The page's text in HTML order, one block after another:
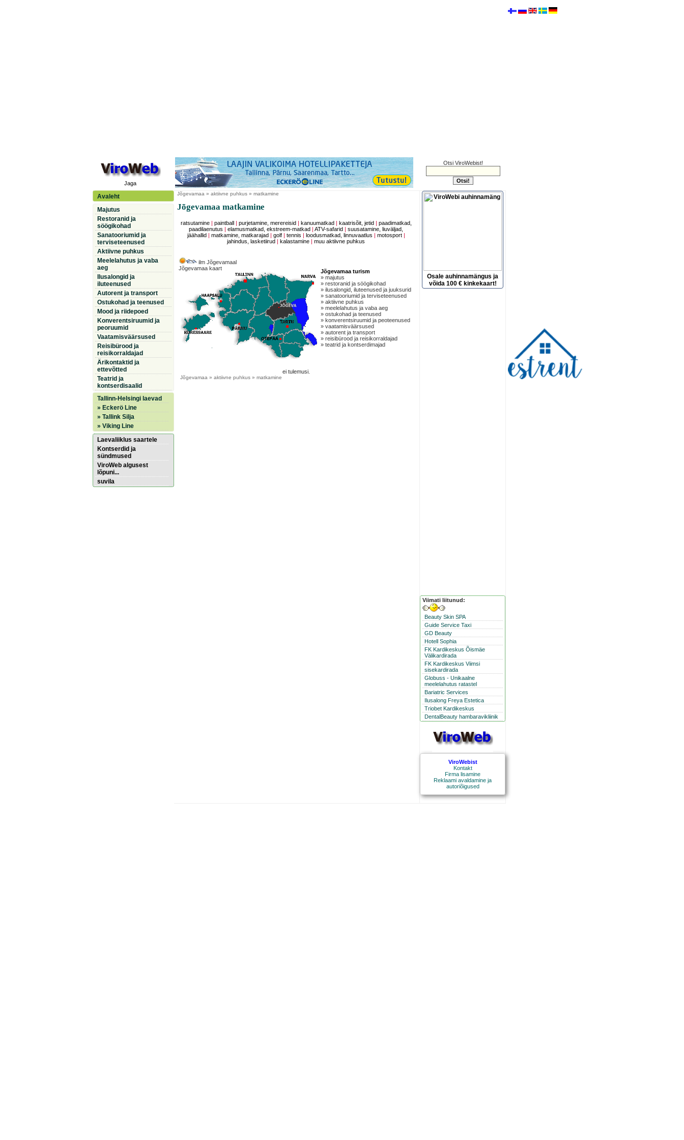
Jaga
Otsi ViroWebist!
Avaleht
Majutus
Restoranid ja
söögikohad
Sanatooriumid ja
terviseteenused
Aktiivne puhkus
Meelelahutus ja vaba
aeg
Ilusalongid ja
iluteenused
Autorent ja transport
Ostukohad ja teenused
Mood ja riidepoed
Konverentsiruumid ja
peoruumid
Vaatamisväärsused
Reisibürood ja
reisikorraldajad
Ärikontaktid ja
ettevõtted
Teatrid ja
kontserdisaalid
Tallinn-Helsingi laevad
» Eckerö Line
» Tallink Silja
» Viking Line
Laevaliiklus saartele
Kontserdid ja
sündmused
ViroWeb algusest
lõpuni...
suvila
Jõgevamaa » aktiivne puhkus » matkamine
Jõgevamaa matkamine
ratsutamine| paintball purjetamine, merereisid kanuumatkad kaatrisõit, jetid
paadimatkad,
paadilaenutus
|elamusmatkad, ekstreem-matkad |ATV-safarid |suusatamine, liuväljad,
jäähallid
matkamine, matkarajad golf| tennis loodusmatkad, linnuvaatlus motosport|
jahindus, lasketiirud
kalastamine |muu aktiivne puhkus
ilm Jõgevamaal
Jõgevamaa kaart
Jõgevamaa turism
» majutus
» restoranid ja söögikohad
» ilusalongid, iluteenused ja juuksurid
» sanatooriumid ja terviseteenused
» aktiivne puhkus
» meelelahutus ja vaba aeg
» ostukohad ja teenused
» konverentsiruumid ja peoteenused
» vaatamisväärsused
» autorent ja transport
» reisibürood ja reisikorraldajad
» teatrid ja kontserdimajad
ei tulemusi.
Jõgevamaa » aktiivne puhkus » matkamine
Osale auhinnamängus ja
võida 100 € kinkekaart!
Viimati liitunud:
Beauty Skin SPA
Guide Service Taxi
GD Beauty
Hotell Sophia
FK Kardikeskus Õismäe
Välikardirada
FK Kardikeskus Viimsi
sisekardirada
Globuss - Unikaalne
meelelahutus ratastel
Bariatric Services
Ilusalong Freya Estetica
Triobet Kardikeskus
DentalBeauty hambaravikliinik
ViroWebist
Kontakt
Firma lisamine
Reklaami avaldamine ja
autoriõigused